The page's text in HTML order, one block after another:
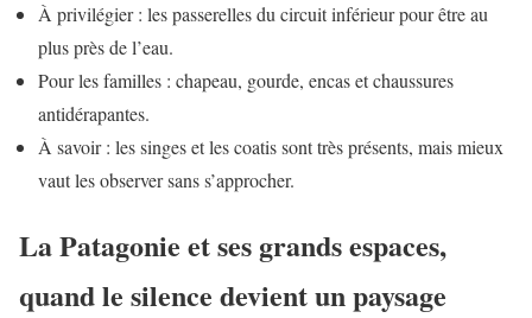
À privilégier : les passerelles du circuit inférieur pour être au
plus près de l’eau.
Pour les familles : chapeau, gourde, encas et chaussures
antidérapantes.
À savoir : les singes et les coatis sont très présents, mais mieux
vaut les observer sans s’approcher.
La Patagonie et ses grands espaces,
quand le silence devient un paysage